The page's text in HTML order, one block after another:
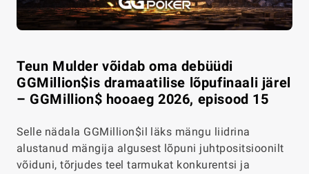
Teun Mulder võidab oma debüüdi
GGMillion$is dramaatilise lõpufinaali järel
– GGMillion$ hooaeg 2026, episood 15
Selle nädala GGMillion$il läks mängu liidrina
alustanud mängija algusest lõpuni juhtpositsioonilt
võiduni, tõrjudes teel tarmukat konkurentsi ja